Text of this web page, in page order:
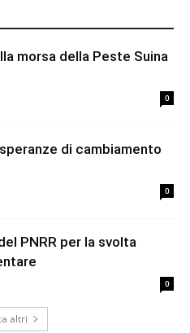
morsa della Peste Suina
0
di cambiamento
0
PNRR per la svolta
0
altri